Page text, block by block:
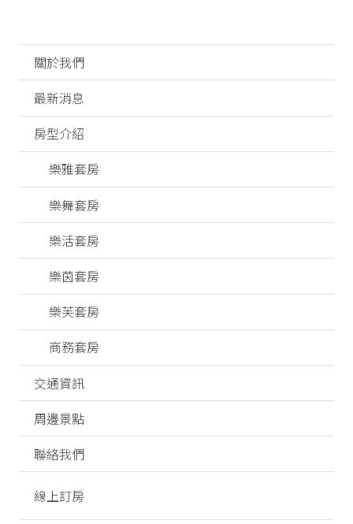
關於我們
最新消息
房型介紹
樂雅套房
樂舞套房
樂活套房
樂茵套房
樂芙套房
商務套房
交通資訊
周邊景點
聯絡我們
線上訂房